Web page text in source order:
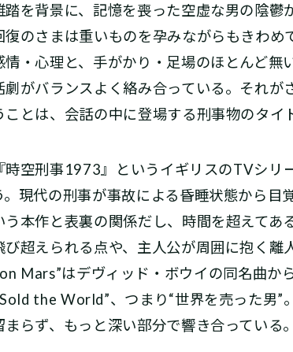
を背景に、記憶を喪った空虚な男の陰鬱
復のさまは重いものを孕みながらもきわ
情・心理と、手がかり・足場のほとんど
劇がバランスよく絡み合っている。それ
ことは、会話の中に登場する刑事物のタイ
空刑事1973』というイギリスのTVシリ
。現代の刑事が事故による昏睡状態から
う本作と表裏の関係だし、時間を超えてあ
び超えられる点や、主人公が周囲に抱く
Mars”はデヴィッド・ボウイの同名曲か
the World”、つまり“世界を売った男”
まらず、もっと深い部分で響き合っている。